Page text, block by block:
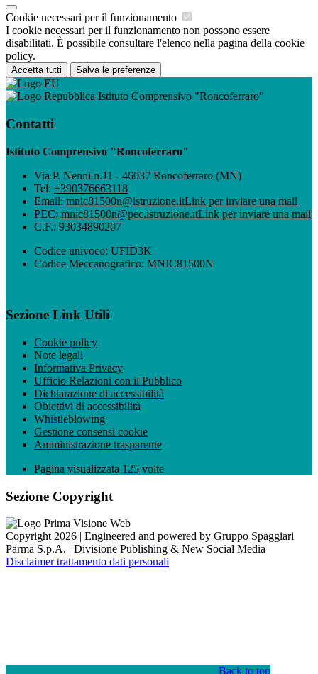
Cookie necessari per il funzionamento
I cookie necessari per il funzionamento non possono essere
disabilitati. È possibile consultare l'elenco nella pagina della cookie
policy.
Accetta tutti Salva le preferenze
Istituto Comprensivo "Roncoferraro"
Contatti
Istituto Comprensivo "Roncoferraro"
Via P. Nenni n.11 - 46037 Roncoferraro (MN)
Tel: +390376663118
Email: mnic81500n@istruzione.itLink per inviare una mail
PEC: mnic81500n@pec.istruzione.itLink per inviare una mail
C.F.: 93034890207
Codice univoco: UFID3K
Codice Meccanografico: MNIC81500N
Sezione Link Utili
Cookie policy
Note legali
Informativa Privacy
Ufficio Relazioni con il Pubblico
Dichiarazione di accessibilità
Obiettivi di accessibilità
Whistleblowing
Gestione consensi cookie
Amministrazione trasparente
Pagina visualizzata 125 volte
Sezione Copyright
Copyright 2026 | Engineered and powered by Gruppo Spaggiari
Parma S.p.A. | Divisione Publishing & New Social Media
Disclaimer trattamento dati personali
Back to top